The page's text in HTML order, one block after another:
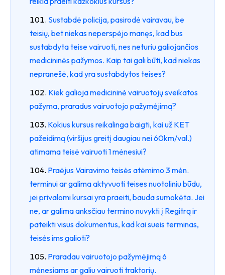
Sustabdė policija, pasirodė vairavau, be
teisių, bet niekas neperspėjo manęs, kad bus
sustabdyta teise vairuoti, nes neturiu galiojančios
medicininės pažymos. Kaip tai gali būti, kad niekas
nepranešė, kad yra sustabdytos teises?
Kiek galioja medicininė vairuotojų sveikatos
pažyma, praradus vairuotojo pažymėjimą?
Kokius kursus reikalinga baigti, kai už KET
pažeidimą (viršijus greitį daugiau nei 60km/val.)
atimama teisė vairuoti 1 mėnesiui?
Praėjus Vairavimo teisės atėmimo 3 mėn.
terminui ar galima aktyvuoti teises nuotoliniu būdu,
jei privalomi kursai yra praeiti, bauda sumokėta. Jei
ne, ar galima anksčiau termino nuvykti į Regitrą ir
pateikti visus dokumentus, kad kai sueis terminas,
teisės ims galioti?
Praradau vairuotojo pažymėjimą 6
mėnesiams ar galiu vairuoti traktorių.